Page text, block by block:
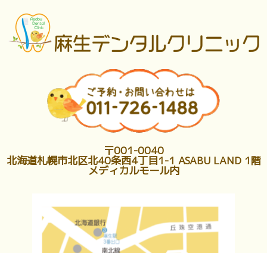
〒001-0040
北海道札幌市北区北40条西4丁目1-1 ASABU LAND 1階
メディカルモール内